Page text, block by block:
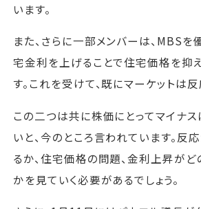
います。
また、さらに一部メンバーは、MBSを
宅金利を上げることで住宅価格を抑
す。これを受けて、既にマーケットは
この二つは共に株価にとってマイナ
いと、今のところ言われています。反
るか、住宅価格の問題、金利上昇がど
かを見ていく必要があるでしょう。